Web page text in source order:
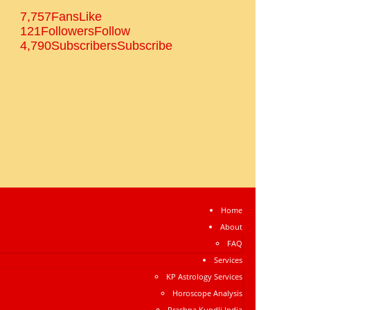
7,757FansLike
121FollowersFollow
4,790SubscribersSubscribe
Home
About
FAQ
Services
KP Astrology Services
Horoscope Analysis